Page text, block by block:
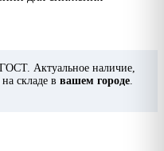
Актуальное наличие,
складе в вашем городе